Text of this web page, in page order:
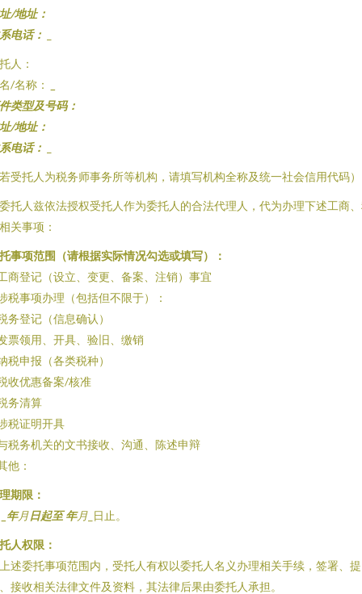
/地址：
电话：
人：
/名称：
类型及号码：
/地址：
电话：
受托人为税务师事务所等机构，请填写机构全称及统一社会信用代码）
托人兹依法授权受托人作为委托人的合法代理人，代为办理下述工商
关事项：
事项范围（请根据实际情况勾选或填写）：
商登记（设立、变更、备案、注销）事宜
税事项办理（包括但不限于）：
务登记（信息确认）
票领用、开具、验旧、缴销
税申报（各类税种）
收优惠备案/核准
务清算
税证明开具
税务机关的文书接收、沟通、陈述申辩
他：
期限：
_年月日起至年月 _日止。
人权限：
述委托事项范围内，受托人有权以委托人名义办理相关手续，签署、提
接收相关法律文件及资料，其法律后果由委托人承担。